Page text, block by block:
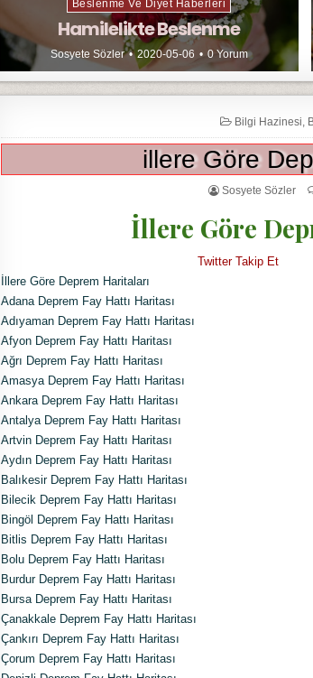
Beslenme Ve Diyet Haberleri
Hamilelikte Beslenme
Sosyete Sözler 2020-05-06 0 Yorum
Bilgi Hazinesi,
illere Göre
Sosyete Sözler
İllere Göre
Twitter Takip Et
İllere Göre Deprem Haritaları
Adana Deprem Fay Hattı Haritası
Adıyaman Deprem Fay Hattı Haritası
Afyon Deprem Fay Hattı Haritası
Ağrı Deprem Fay Hattı Haritası
Amasya Deprem Fay Hattı Haritası
Ankara Deprem Fay Hattı Haritası
Antalya Deprem Fay Hattı Haritası
Artvin Deprem Fay Hattı Haritası
Aydın Deprem Fay Hattı Haritası
Balıkesir Deprem Fay Hattı Haritası
Bilecik Deprem Fay Hattı Haritası
Bingöl Deprem Fay Hattı Haritası
Bitlis Deprem Fay Hattı Haritası
Bolu Deprem Fay Hattı Haritası
Burdur Deprem Fay Hattı Haritası
Bursa Deprem Fay Hattı Haritası
Çanakkale Deprem Fay Hattı Haritası
Çankırı Deprem Fay Hattı Haritası
Çorum Deprem Fay Hattı Haritası